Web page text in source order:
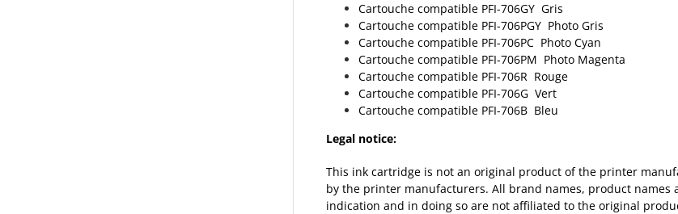
Cartouche compatible PFI-706GY Gris
Cartouche compatible PFI-706PGY Photo Gris
Cartouche compatible PFI-706PC Photo Cyan
Cartouche compatible PFI-706PM Photo Magenta
Cartouche compatible PFI-706R Rouge
Cartouche compatible PFI-706G Vert
Cartouche compatible PFI-706B Bleu
Legal notice:
This ink cartridge is not an original product of the printer
by the printer manufacturers. All brand names, product names
indication and in doing so are not affiliated to the original